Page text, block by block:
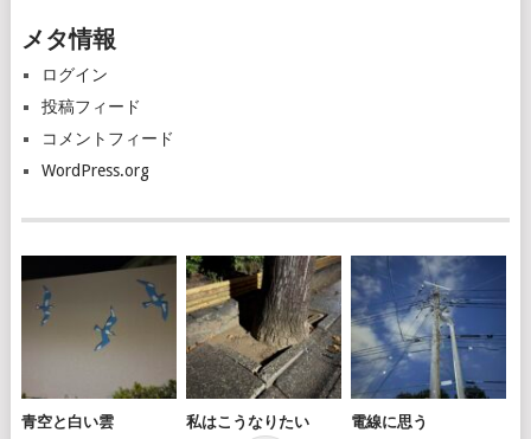
イ
メタ情報
ログイン
投稿フィード
コメントフィード
WordPress.org
青空と白い雲 私はこうなりたい 電線に思う